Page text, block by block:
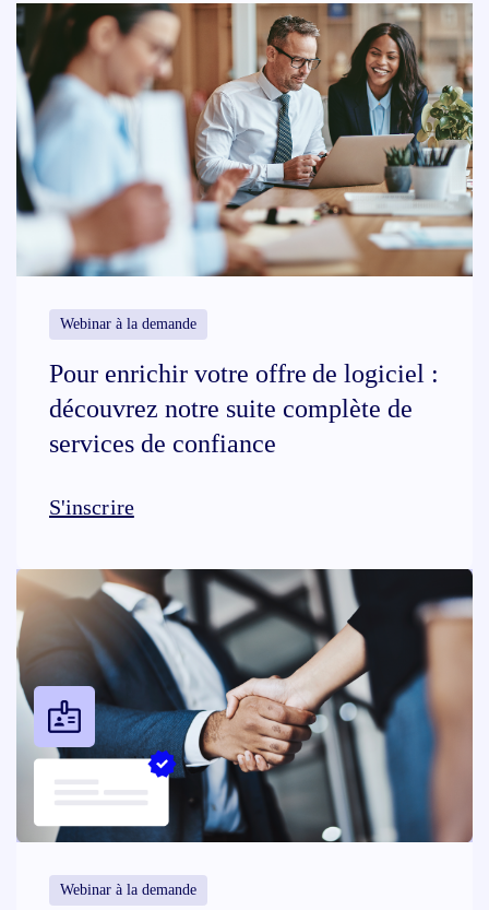
Webinar à la demande
Pour enrichir votre offre de logiciel :
découvrez notre suite complète de
services de confiance
S'inscrire
Webinar à la demande